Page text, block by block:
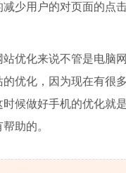
减少用户的对页面的点
优化来说不管是电脑
优化，因为现在有很
候做好手机的优化就
助的。